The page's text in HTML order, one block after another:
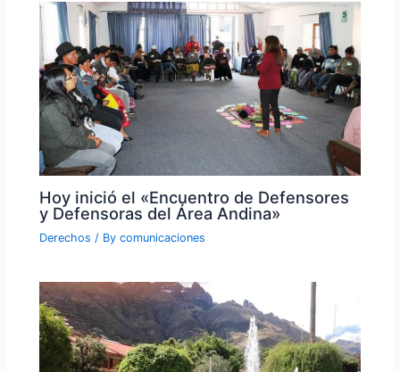
Hoy inició el «Encuentro de Defensores
y Defensoras del Área Andina»
Derechos / Bycomunicaciones